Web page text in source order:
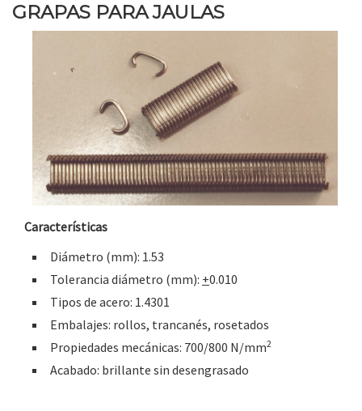
GRAPAS PARA JAULAS
Características
Diámetro (mm): 1.53
Tolerancia diámetro (mm): +0.010
Tipos de acero: 1.4301
Embalajes: rollos, trancanés, rosetados
Propiedades mecánicas: 700/800 N/mm2
Acabado: brillante sin desengrasado